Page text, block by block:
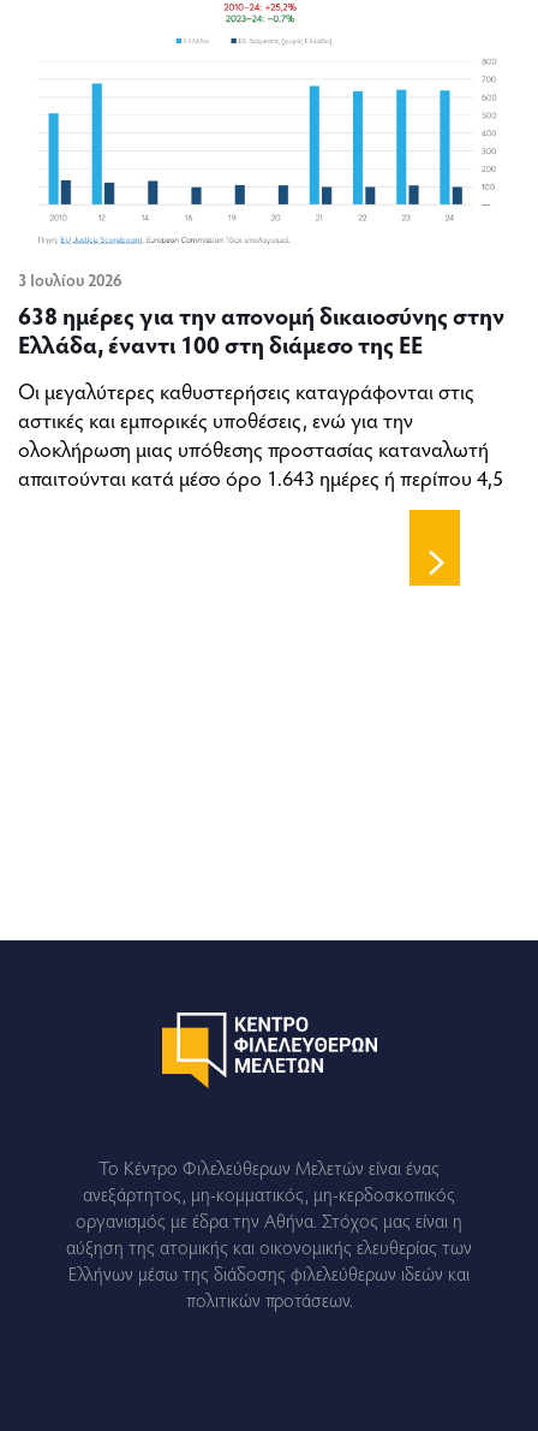
3 Ιουλίου 2026
638 ημέρες για την απονομή δικαιοσύνης στην
Ελλάδα, έναντι 100 στη διάμεσο της ΕΕ
Οι μεγαλύτερες καθυστερήσεις καταγράφονται στις
αστικές και εμπορικές υποθέσεις, ενώ για την
ολοκλήρωση μιας υπόθεσης προστασίας καταναλωτή
απαιτούνται κατά μέσο όρο 1.643 ημέρες ή περίπου 4,5
Το Κέντρο Φιλελεύθερων Μελετών είναι ένας
ανεξάρτητος, μη-κομματικός, μη-κερδοσκοπικός
οργανισμός με έδρα την Αθήνα. Στόχος μας είναι η
αύξηση της ατομικής και οικονομικής ελευθερίας των
Ελλήνων μέσω της διάδοσης φιλελεύθερων ιδεών και
πολιτικών προτάσεων.